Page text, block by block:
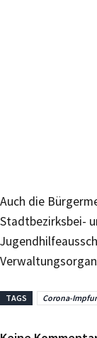
Auch die
Stadtbezirksbei-
TAGS Corona-